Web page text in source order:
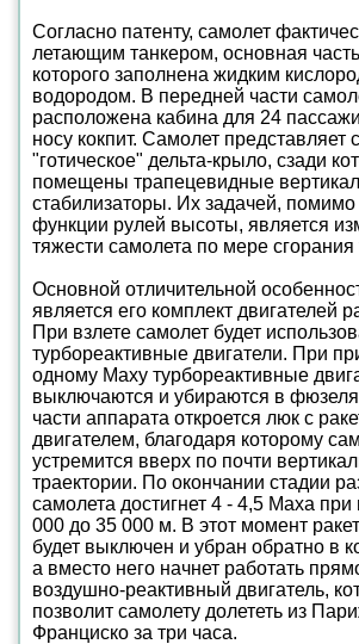
Согласно патенту, самолет
летающим танкером, основная
которого заполнена жидким
водородом. В передней части
расположена кабина для 24
носу кокпит. Самолет представляет
"готическое" дельта-крыло, сзади
помещены трапецевидные
стабилизаторы. Их задачей,
функции рулей высоты, является
тяжести самолета по мере сгорания
Основной отличительной
является его комплект двигателей
При взлете самолет будет
турбореактивные двигатели. При
одному Маху турбореактивные
выключаются и убираются в
части аппарата откроется люк с
двигателем, благодаря которому
устремится вверх по почти
траектории. По окончании стадии
самолета достигнет 4 - 4,5 Маха при
000 до 35 000 м. В этот момент
будет выключен и убран обратно в
а вместо него начнет работать
воздушно-реактивный двигатель,
позволит самолету долететь из
Франциско за три часа.